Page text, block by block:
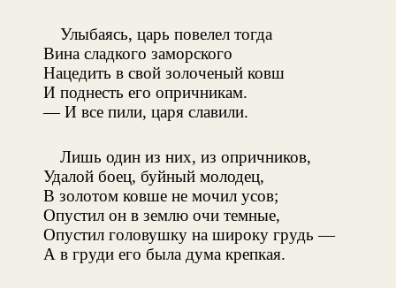
Улыбаясь, царь повелел тогда
Вина сладкого заморского
Нацедить в свой золоченый ковш
И поднесть его опричникам.
— И все пили, царя славили.
Лишь один из них, из опричников,
Удалой боец, буйный молодец,
В золотом ковше не мочил усов;
Опустил он в землю очи темные,
Опустил головушку на широку грудь —
А в груди его была дума крепкая.